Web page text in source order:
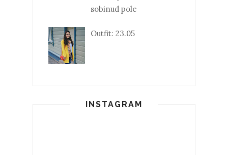
sobinud pole
Outfit: 23.05
INSTAGRAM